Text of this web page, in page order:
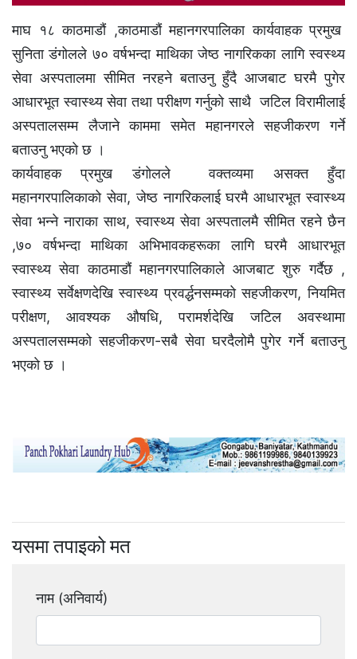
माघ १८ काठमाडौं ,काठमाडौं महानगरपालिका कार्यवाहक प्रमुख
सुनिता डंगोलले ७० वर्षभन्दा माथिका जेष्ठ नागरिकका लागि स्वस्थ्य
सेवा अस्पतालमा सीमित नरहने बताउनु हुँदै आजबाट घरमै पुगेर
आधारभूत स्वास्थ्य सेवा तथा परीक्षण गर्नुकाे साथै जटिल विरामीलाई
अस्पतालसम्म लैजाने काममा समेत महानगरले सहजीकरण गर्ने
बताउनु भएकाे छ ।
कार्यवाहक प्रमुख डंगाेलले वक्तव्यमा असक्त हुँदा
महानगरपालिकाको सेवा, जेष्ठ नागरिकलाई घरमै आधारभूत स्वास्थ्य
सेवा भन्ने नाराका साथ, स्वास्थ्य सेवा अस्पतालमै सीमित रहने छैन
,७० वर्षभन्दा माथिका अभिभावकहरूका लागि घरमै आधारभूत
स्वास्थ्य सेवा काठमाडौं महानगरपालिकाले आजबाट शुरु गर्दैछ ,
स्वास्थ्य सर्वेक्षणदेखि स्वास्थ्य प्रवर्द्धनसम्मको सहजीकरण, नियमित
परीक्षण, आवश्यक औषधि, परामर्शदेखि जटिल अवस्थामा
अस्पतालसम्मको सहजीकरण-सबै सेवा घरदैलोमै पुगेर गर्ने बताउनु
भएकाे छ ।
यसमा तपाइको मत
नाम (अनिवार्य)